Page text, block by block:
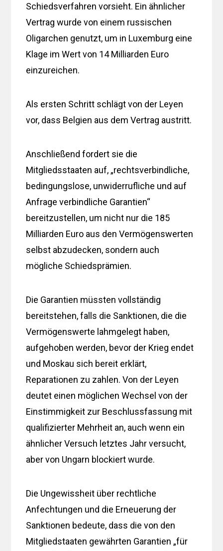
Schiedsverfahren vorsieht. Ein ähnlicher
Vertrag wurde von einem russischen
Oligarchen genutzt, um in Luxemburg eine
Klage im Wert von 14 Milliarden Euro
einzureichen.
Als ersten Schritt schlägt von der Leyen
vor, dass Belgien aus dem Vertrag austritt.
Anschließend fordert sie die
Mitgliedsstaaten auf, „rechtsverbindliche,
bedingungslose, unwiderrufliche und auf
Anfrage verbindliche Garantien“
bereitzustellen, um nicht nur die 185
Milliarden Euro aus den Vermögenswerten
selbst abzudecken, sondern auch
mögliche Schiedsprämien.
Die Garantien müssten vollständig
bereitstehen, falls die Sanktionen, die die
Vermögenswerte lahmgelegt haben,
aufgehoben werden, bevor der Krieg endet
und Moskau sich bereit erklärt,
Reparationen zu zahlen. Von der Leyen
deutet einen möglichen Wechsel von der
Einstimmigkeit zur Beschlussfassung mit
qualifizierter Mehrheit an, auch wenn ein
ähnlicher Versuch letztes Jahr versucht,
aber von Ungarn blockiert wurde.
Die Ungewissheit über rechtliche
Anfechtungen und die Erneuerung der
Sanktionen bedeute, dass die von den
Mitgliedstaaten gewährten Garantien „für